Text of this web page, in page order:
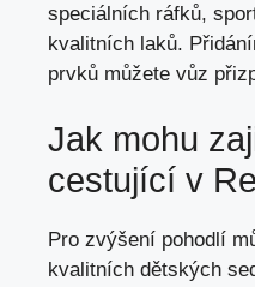
speciálních ráfků,
kvalitních laků.
prvků můžete vůz
Jak mohu
cestující v
Pro zvýšení pohodlí
kvalitních dětských